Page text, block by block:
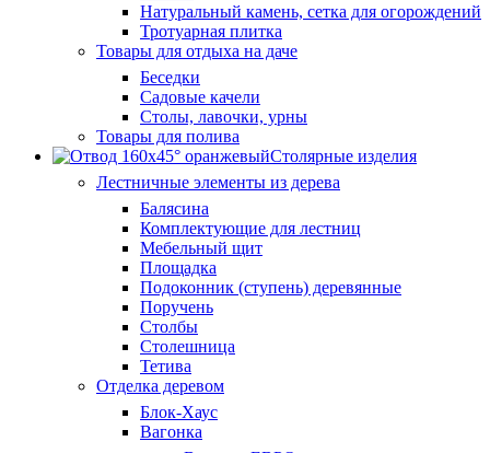
Натуральный камень, сетка для огорождений
Тротуарная плитка
Товары для отдыха на даче
Беседки
Садовые качели
Столы, лавочки, урны
Товары для полива
Столярные изделия
Лестничные элементы из дерева
Балясина
Комплектующие для лестниц
Мебельный щит
Площадка
Подоконник (ступень) деревянные
Поручень
Столбы
Столешница
Тетива
Отделка деревом
Блок-Хаус
Вагонка